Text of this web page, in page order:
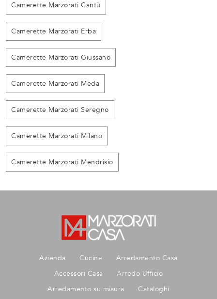
Camerette Marzorati Cantù
Camerette Marzorati Erba
Camerette Marzorati Giussano
Camerette Marzorati Meda
Camerette Marzorati Seregno
Camerette Marzorati Milano
Camerette Marzorati Mendrisio
Azienda Cucine
Arredamento Casa
Accessori Casa
Arredo Ufficio
Arredamento su misura
Cataloghi